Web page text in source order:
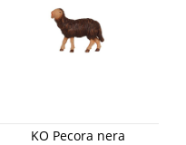
KO Pecora nera